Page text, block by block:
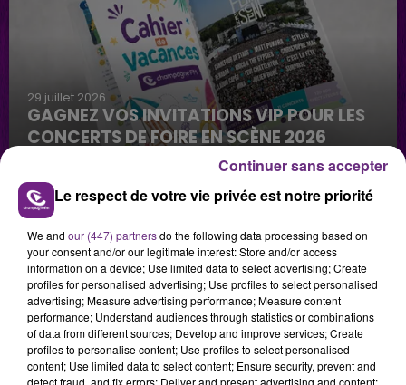
29 juillet 2026
GAGNEZ VOS INVITATIONS VIP POUR LES
CONCERTS DE FOIRE EN SCÈNE 2026
29 juillet 2026
GAGNEZ VOTRE SÉJOUR AU CENTER
PARCS DU LAC D’AILETTE AVEC
CHAMPAGNE FM
Le respect de votre vie privée est notre priorité
We and our (447) partnersdo the following data processing based on
your consent and/or our legitimate interest: Store and/or access
information on a device; Use limited data to select advertising; Create
profiles for personalised advertising; Use profiles to select personalised
advertising; Measure advertising performance; Measure content
performance; Understand audiences through statistics or combinations
of data from different sources; Develop and improve services; Create
profiles to personalise content; Use profiles to select personalised
content; Use limited data to select content; Ensure security, prevent and
detect fraud, and fix errors; Deliver and present advertising and content;
Continuer sans accepter